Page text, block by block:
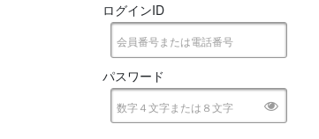
ログインID
パスワード